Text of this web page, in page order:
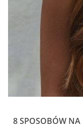
8 SPOSOBÓW NA